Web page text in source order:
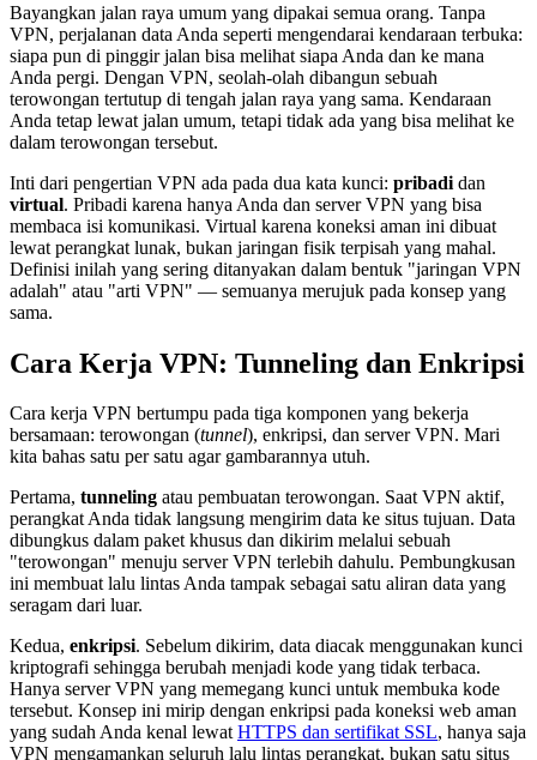
Bayangkan jalan raya umum yang dipakai semua orang. Tanpa
VPN, perjalanan data Anda seperti mengendarai kendaraan terbuka:
siapa pun di pinggir jalan bisa melihat siapa Anda dan ke mana
Anda pergi. Dengan VPN, seolah-olah dibangun sebuah
terowongan tertutup di tengah jalan raya yang sama. Kendaraan
Anda tetap lewat jalan umum, tetapi tidak ada yang bisa melihat ke
dalam terowongan tersebut.
Inti dari pengertian VPN ada pada dua kata kunci: pribadi dan
virtual. Pribadi karena hanya Anda dan server VPN yang bisa
membaca isi komunikasi. Virtual karena koneksi aman ini dibuat
lewat perangkat lunak, bukan jaringan fisik terpisah yang mahal.
Definisi inilah yang sering ditanyakan dalam bentuk "jaringan VPN
adalah" atau "arti VPN" — semuanya merujuk pada konsep yang
sama.
Cara Kerja VPN: Tunneling dan Enkripsi
Cara kerja VPN bertumpu pada tiga komponen yang bekerja
bersamaan: terowongan (tunnel), enkripsi, dan server VPN. Mari
kita bahas satu per satu agar gambarannya utuh.
Pertama, tunneling atau pembuatan terowongan. Saat VPN aktif,
perangkat Anda tidak langsung mengirim data ke situs tujuan. Data
dibungkus dalam paket khusus dan dikirim melalui sebuah
"terowongan" menuju server VPN terlebih dahulu. Pembungkusan
ini membuat lalu lintas Anda tampak sebagai satu aliran data yang
seragam dari luar.
Kedua, enkripsi. Sebelum dikirim, data diacak menggunakan kunci
kriptografi sehingga berubah menjadi kode yang tidak terbaca.
Hanya server VPN yang memegang kunci untuk membuka kode
tersebut. Konsep ini mirip dengan enkripsi pada koneksi web aman
yang sudah Anda kenal lewatHTTPS dan sertifikat SSL, hanya saja
VPN mengamankan seluruh lalu lintas perangkat, bukan satu situs